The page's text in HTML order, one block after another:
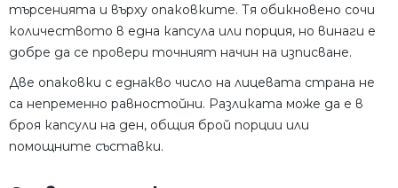
търсенията и върху опаковките. Тя обикновено сочи
количеството в една капсула или порция, но винаги е
добре да се провери точният начин на изписване.
Две опаковки с еднакво число на лицевата страна не
са непременно равностойни. Разликата може да е в
броя капсули на ден, общия брой порции или
помощните съставки.